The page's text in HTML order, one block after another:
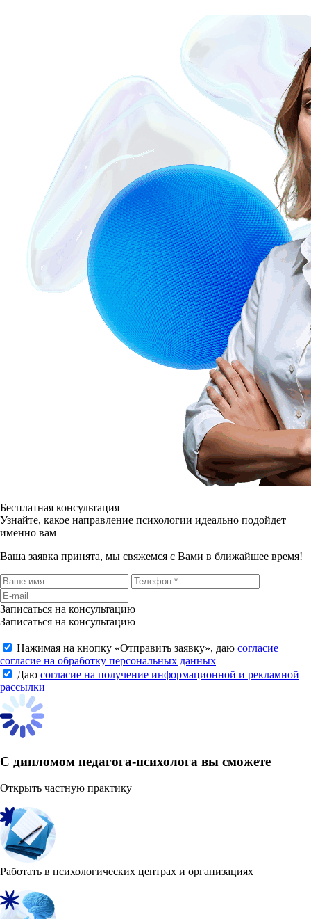
Бесплатная консультация
Узнайте, какое направление психологии идеально подойдет
именно вам
Ваша заявка принята, мы свяжемся с Вами в ближайшее время!
Записаться на консультацию
Записаться на консультацию
Нажимая на кнопку «Отправить заявку», даю согласие
согласие на обработку персональных данных
Даю согласие на получение информационной и рекламной
рассылки
С дипломом педагога-психолога вы сможете
Открыть частную практику
Работать в психологических центрах и организациях